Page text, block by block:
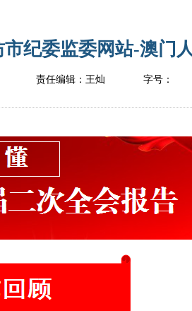
纪委监委网站-澳门
责任编辑： 王灿 字号：